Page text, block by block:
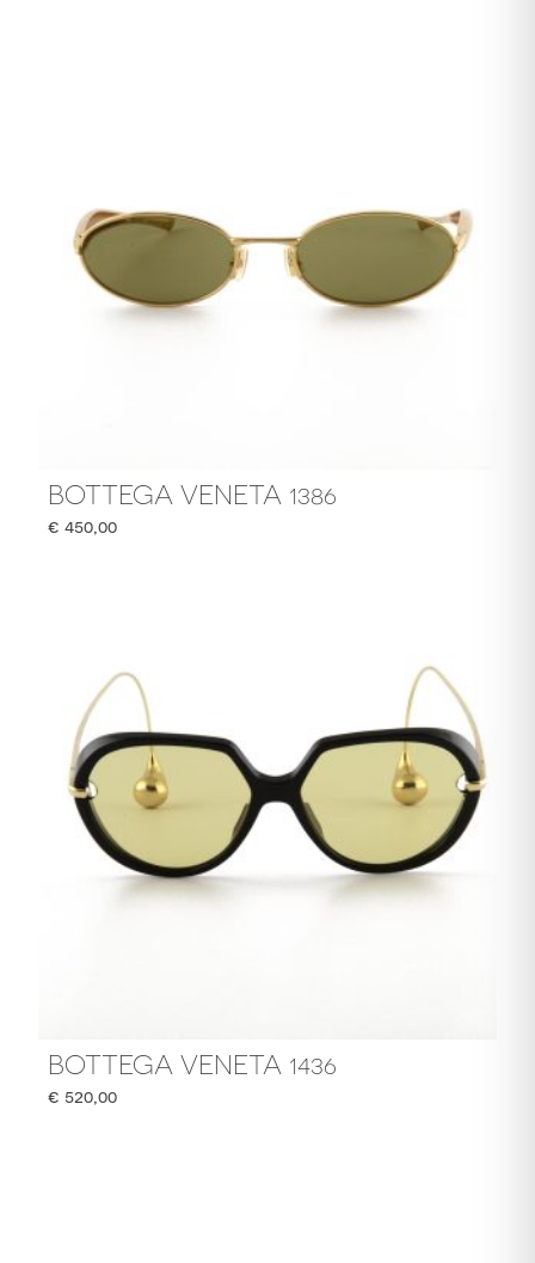
BOTTEGA VENETA 1386
€ 450,00
BOTTEGA VENETA 1436
€ 520,00